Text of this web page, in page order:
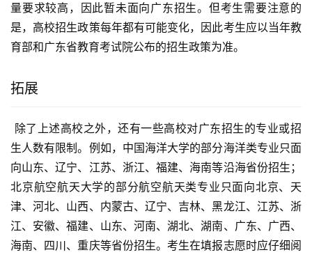
量要求较高，因此暂未面向广东招生。但考生需要注意的
是，高校招生政策每年都有可能变化，因此考生应以当年教
育部和广东省教育考试院公布的招生政策为准。
拓展
生人数有限制。例如，中国海洋大学的部分海洋类专业只面
向山东、辽宁、江苏、浙江、福建、海南等沿海省份招生；
北京航空航天大学的部分航空航天类专业只面向北京、天
津、河北、山西、内蒙古、辽宁、吉林、黑龙江、江苏、浙
江、安徽、福建、山东、河南、湖北、湖南、广东、广西、
海南、四川、重庆等省份招生。考生在填报志愿时应仔细阅